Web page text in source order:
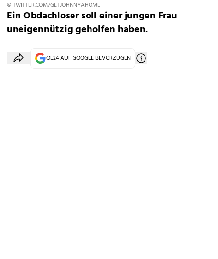
© TWITTER.COM/GETJOHNNYAHOME
Ein Obdachloser soll einer jungen Frau
uneigennützig geholfen haben.
OE24 AUF GOOGLE BEVORZUGEN